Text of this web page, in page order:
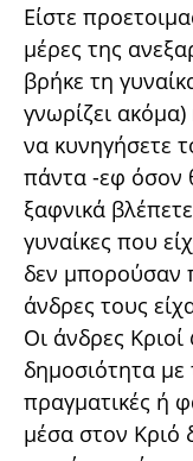
Είστε
μέρες της
βρήκε τη
γνωρίζει ακόμα)
να κυνηγήσετε
πάντα -εφ όσον
ξαφνικά
γυναίκες που
δεν μπορούσαν
άνδρες τους
Οι άνδρες
δημοσιότητα με
πραγματικές ή
μέσα στον Κριό